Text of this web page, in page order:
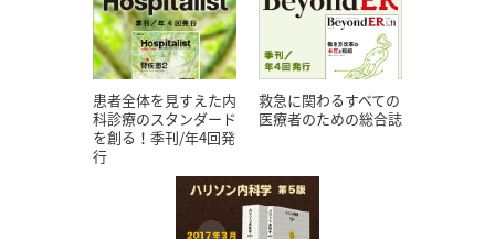
患者全体を見すえた内
科診療のスタンダード
を創る！季刊/年4回発
行
救急に関わるすべての
医療者のための総合誌